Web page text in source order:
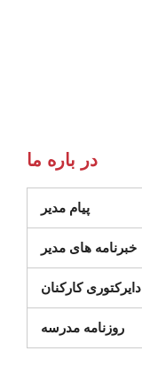
در باره ما
پیام مدیر
خبرنامه های مدیر
دایرکتوری کارکنان
روزنامه مدرسه